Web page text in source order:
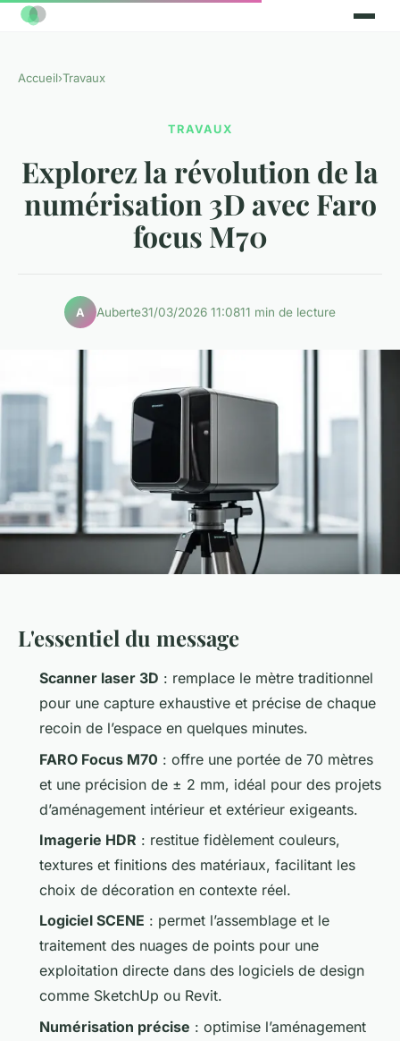
Accueil›Travaux
TRAVAUX
Explorez la révolution de la
numérisation 3D avec Faro
focus M70
A Auberte31/03/2026 11:0811 min de lecture
L'essentiel du message
Scanner laser 3D : remplace le mètre traditionnel
pour une capture exhaustive et précise de chaque
recoin de l’espace en quelques minutes.
FARO Focus M70 : offre une portée de 70 mètres
et une précision de ± 2 mm, idéal pour des projets
d’aménagement intérieur et extérieur exigeants.
Imagerie HDR : restitue fidèlement couleurs,
textures et finitions des matériaux, facilitant les
choix de décoration en contexte réel.
Logiciel SCENE : permet l’assemblage et le
traitement des nuages de points pour une
exploitation directe dans des logiciels de design
comme SketchUp ou Revit.
Numérisation précise : optimise l’aménagement